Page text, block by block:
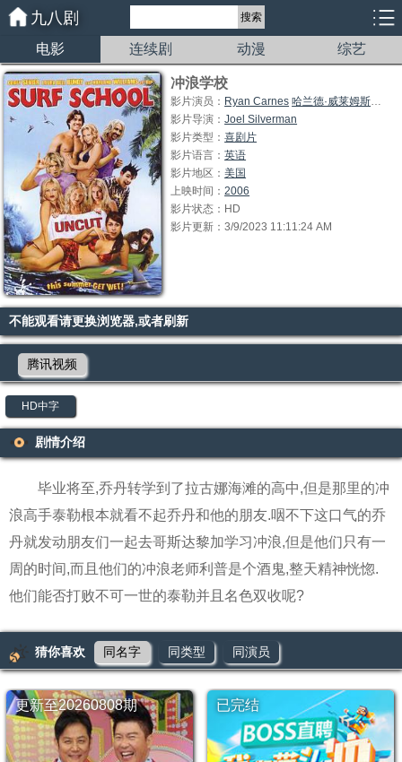
九八剧 搜索
电影 连续剧 动漫 综艺
冲浪学校
影片演员： Ryan Carnes 哈兰德·威莱姆斯 Harland Williams
影片导演：Joel Silverman
影片类型：喜剧片
影片语言：英语
影片地区：美国
上映时间：2006
影片状态：HD
影片更新：3/9/2023 11:11:24 AM
不能观看请更换浏览器,或者刷新
腾讯视频
HD中字
剧情介绍
毕业将至,乔丹转学到了拉古娜海滩的高中,但是那里的冲
浪高手泰勒根本就看不起乔丹和他的朋友.咽不下这口气的乔
丹就发动朋友们一起去哥斯达黎加学习冲浪,但是他们只有一
周的时间,而且他们的冲浪老师利普是个酒鬼,整天精神恍惚.
他们能否打败不可一世的泰勒并且名色双收呢?
猜你喜欢 同名字 同类型 同演员
更新至20260808期 已完结